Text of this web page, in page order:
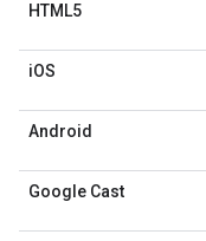
HTML5
iOS
Android
Google Cast